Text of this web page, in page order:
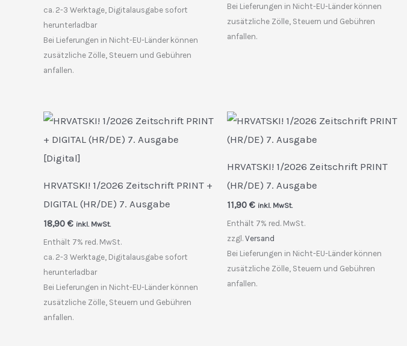
ca. 2-3 Werktage, Digitalausgabe sofort
herunterladbar
Bei Lieferungen in Nicht-EU-Länder können
zusätzliche Zölle, Steuern und Gebühren
anfallen.
Bei Lieferungen in Nicht-EU-Länder können
zusätzliche Zölle, Steuern und Gebühren
anfallen.
HRVATSKI! 1/2026 Zeitschrift PRINT +
DIGITAL (HR/DE) 7. Ausgabe
18,90 € inkl. MwSt.
Enthält 7% red. MwSt.
ca. 2-3 Werktage, Digitalausgabe sofort
herunterladbar
Bei Lieferungen in Nicht-EU-Länder können
zusätzliche Zölle, Steuern und Gebühren
anfallen.
HRVATSKI! 1/2026 Zeitschrift PRINT
(HR/DE) 7. Ausgabe
11,90 € inkl. MwSt.
Enthält 7% red. MwSt.
zzgl. Versand
Bei Lieferungen in Nicht-EU-Länder können
zusätzliche Zölle, Steuern und Gebühren
anfallen.